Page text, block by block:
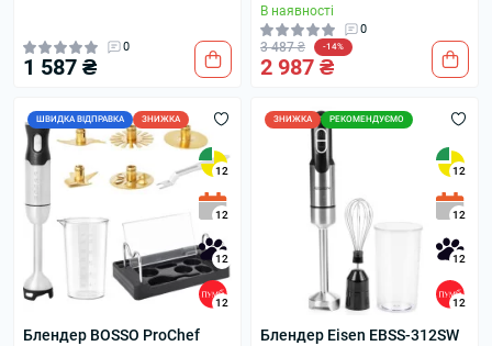
0
1 587 ₴
В наявності
0
3 487 ₴ -14%
2 987 ₴
ШВИДКА ВІДПРАВКА ЗНИЖКА
12
12
12
12
Блендер BOSSO ProChef
ЗНИЖКА РЕКОМЕНДУЄМО
12
12
12
12
Блендер Eisen EBSS-312SW